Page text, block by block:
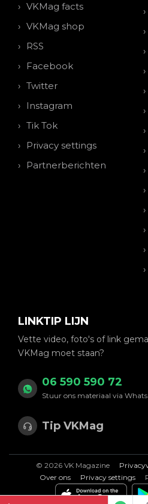
VKMag facts
VKMag shop
RSS
Facebook
Twitter
Instagram
Tik Tok
Privacy settings
Partnerberichten
LINKTIP LIJN
Vette video, foto's of link
VKMag moet staan?
06 590 590 72
Stuur ons materiaal via
Tip VKMag
© 2026 VK Magazine
Over ons
Privacy settings